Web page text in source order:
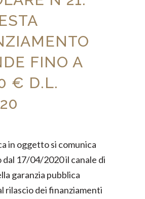
FINO A
€ D.L.
in oggetto si comunica
dal 17/04/2020 il canale di
garanzia pubblica
rilascio dei finanziamenti